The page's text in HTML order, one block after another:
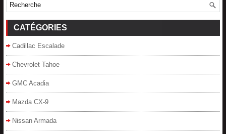
CATÉGORIES
Cadillac Escalade
Chevrolet Tahoe
GMC Acadia
Mazda CX-9
Nissan Armada